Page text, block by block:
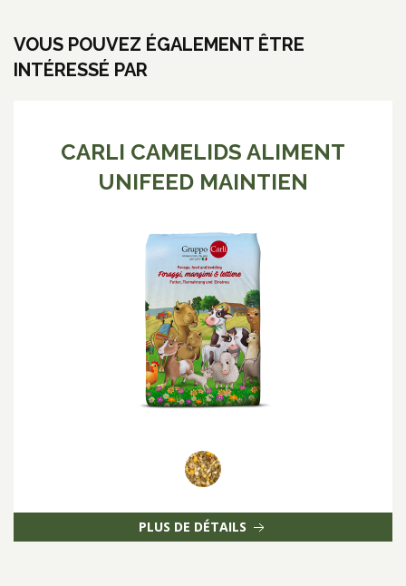
VOUS POUVEZ ÉGALEMENT ÊTRE
INTÉRESSÉ PAR
CARLI CAMELIDS ALIMENT
UNIFEED MAINTIEN
PLUS DE DÉTAILS